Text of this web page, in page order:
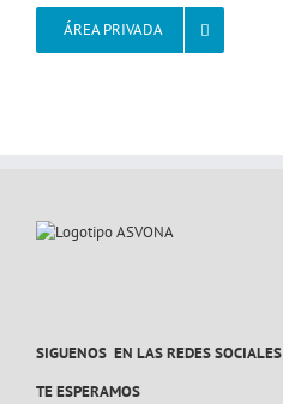
ÁREA PRIVADA
SIGUENOS EN LAS REDES SOCIALES
TE ESPERAMOS